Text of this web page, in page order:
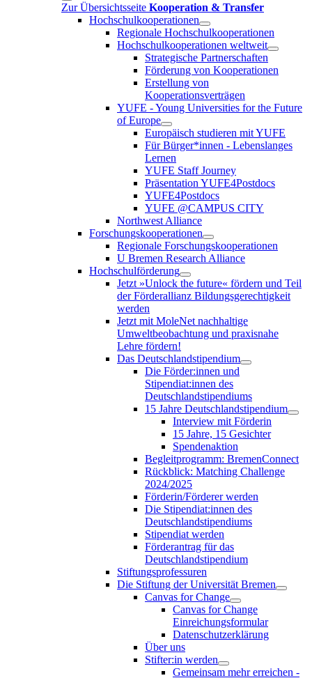
Zur Übersichtsseite Kooperation & Transfer
Hochschulkooperationen
Regionale Hochschulkooperationen
Hochschulkooperationen weltweit
Strategische Partnerschaften
Förderung von Kooperationen
Erstellung von
Kooperationsverträgen
YUFE - Young Universities for the Future
of Europe
Europäisch studieren mit YUFE
Für Bürger*innen - Lebenslanges
Lernen
YUFE Staff Journey
Präsentation YUFE4Postdocs
YUFE4Postdocs
YUFE @CAMPUS CITY
Northwest Alliance
Forschungskooperationen
Regionale Forschungskooperationen
U Bremen Research Alliance
Hochschulförderung
Jetzt »Unlock the future« fördern und Teil
der Förderallianz Bildungsgerechtigkeit
werden
Jetzt mit MoleNet nachhaltige
Umweltbeobachtung und praxisnahe
Lehre fördern!
Das Deutschlandstipendium
Die Förder:innen und
Stipendiat:innen des
Deutschlandstipendiums
15 Jahre Deutschlandstipendium
Interview mit Förderin
15 Jahre, 15 Gesichter
Spendenaktion
Begleitprogramm: BremenConnect
Rückblick: Matching Challenge
2024/2025
Förderin/Förderer werden
Die Stipendiat:innen des
Deutschlandstipendiums
Stipendiat werden
Förderantrag für das
Deutschlandstipendium
Stiftungsprofessuren
Die Stiftung der Universität Bremen
Canvas for Change
Canvas for Change
Einreichungsformular
Datenschutzerklärung
Über uns
Stifter:in werden
Gemeinsam mehr erreichen -